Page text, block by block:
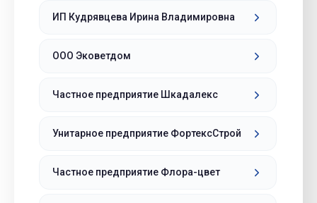
ИП Кудрявцева Ирина Владимировна
ООО Эковетдом
Частное предприятие Шкадалекс
Унитарное предприятие ФортексСтрой
Частное предприятие Флора-цвет